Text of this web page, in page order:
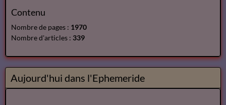
Contenu
Nombre de pages : 1970
Nombre d'articles : 339
Aujourd'hui dans l'Ephemeride